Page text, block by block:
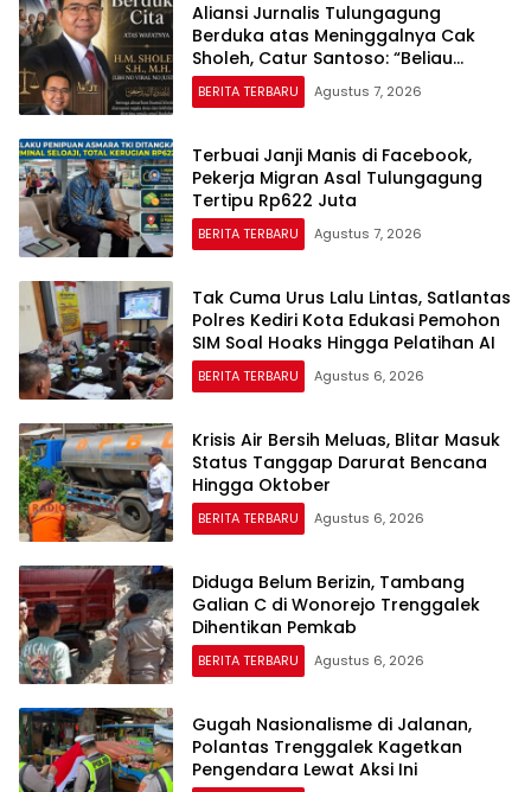
Aliansi Jurnalis Tulungagung
Berduka atas Meninggalnya Cak
Sholeh, Catur Santoso: “Beliau
Pejuang Keadilan yang Vokal”
BERITA TERBARU Agustus 7, 2026
Terbuai Janji Manis di Facebook,
Pekerja Migran Asal Tulungagung
Tertipu Rp622 Juta
BERITA TERBARU Agustus 7, 2026
Tak Cuma Urus Lalu Lintas, Satlantas
Polres Kediri Kota Edukasi Pemohon
SIM Soal Hoaks Hingga Pelatihan AI
BERITA TERBARU Agustus 6, 2026
Krisis Air Bersih Meluas, Blitar Masuk
Status Tanggap Darurat Bencana
Hingga Oktober
BERITA TERBARU Agustus 6, 2026
Diduga Belum Berizin, Tambang
Galian C di Wonorejo Trenggalek
Dihentikan Pemkab
BERITA TERBARU Agustus 6, 2026
Gugah Nasionalisme di Jalanan,
Polantas Trenggalek Kagetkan
Pengendara Lewat Aksi Ini